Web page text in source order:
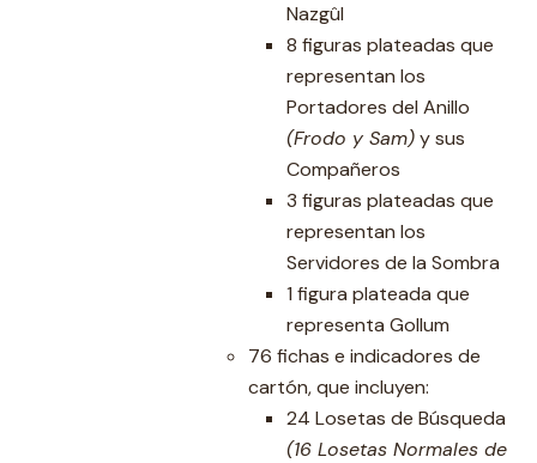
Nazgûl
8 figuras plateadas que
representan los
Portadores del Anillo
(Frodo y Sam)y sus
Compañeros
3 figuras plateadas que
representan los
Servidores de la Sombra
1 figura plateada que
representa Gollum
76 fichas e indicadores de
cartón, que incluyen:
24 Losetas de Búsqueda
(16 Losetas Normales de